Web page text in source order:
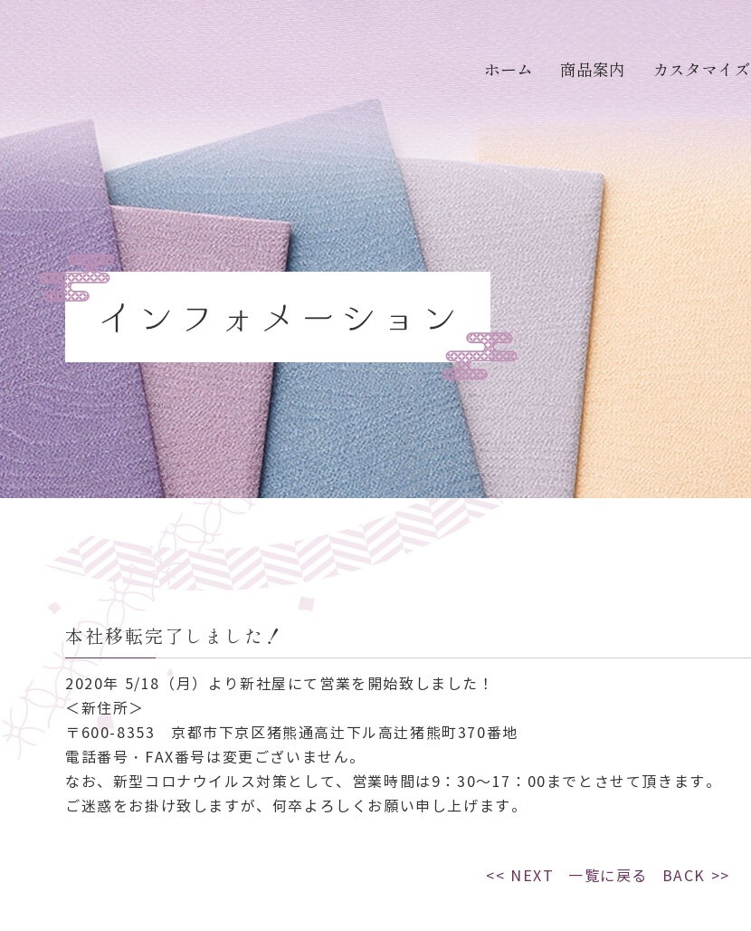
ホーム 商品案内 カスタマイズ
本社移転完了しました！
2020年 5/18（月）より新社屋にて営業を開始致しました！
＜新住所＞
〒600-8353 京都市下京区猪熊通高辻下ル高辻猪熊町370番地
電話番号・FAX番号は変更ございません。
なお、新型コロナウイルス対策として、営業時間は9：30～17：00までとさせて頂きます。
ご迷惑をお掛け致しますが、何卒よろしくお願い申し上げます。
<< NEXT 一覧に戻る BACK >>